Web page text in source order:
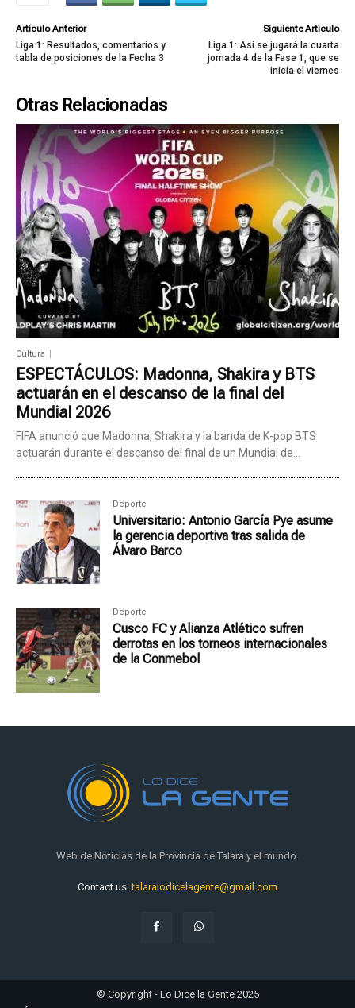
Artículo Anterior
Liga 1: Resultados, comentarios y
tabla de posiciones de la Fecha 3
Siguiente Artículo
Liga 1: Así se jugará la cuarta
jornada 4 de la Fase 1, que se
inicia el viernes
Otras Relacionadas
Cultura
ESPECTÁCULOS: Madonna, Shakira y BTS
actuarán en el descanso de la final del
Mundial 2026
FIFA anunció que Madonna, Shakira y la banda de K-pop BTS
actuarán durante el descanso del final de un Mundial de...
Deporte
Universitario: Antonio García Pye asume
la gerencia deportiva tras salida de
Álvaro Barco
Deporte
Cusco FC y Alianza Atlético sufren
derrotas en los torneos internacionales
de la Conmebol
Web de Noticias de la Provincia de Talara y el mundo.
Contact us:talaralodicelagente@gmail.com
© Copyright - Lo Dice la Gente 2025